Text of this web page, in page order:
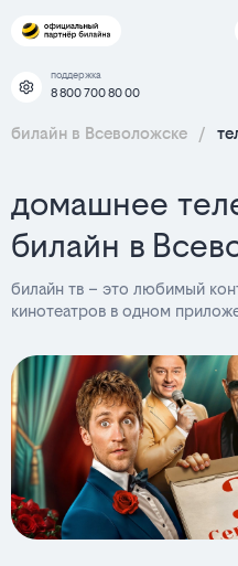
поддержка
8 800 700 80 00
билайн в Всеволожске /
домашнее
билайн в
билайн тв – это любимый
кинотеатров в одном